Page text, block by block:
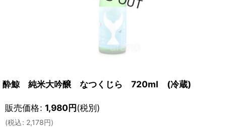
酔鯨 純米大吟醸 なつくじら 720ml (冷蔵)
販売価格: 1,980円(税別)
(税込: 2,178円)